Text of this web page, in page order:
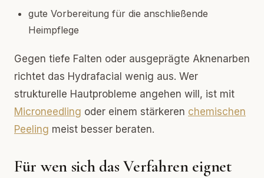
gute Vorbereitung für die anschließende
Heimpflege
Gegen tiefe Falten oder ausgeprägte Aknenarben
richtet das Hydrafacial wenig aus. Wer
strukturelle Hautprobleme angehen will, ist mit
Microneedling oder einem stärkeren chemischen
Peeling meist besser beraten.
Für wen sich das Verfahren eignet